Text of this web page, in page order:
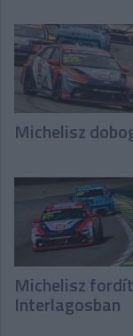
Michelisz
Michelisz
Interlagosban